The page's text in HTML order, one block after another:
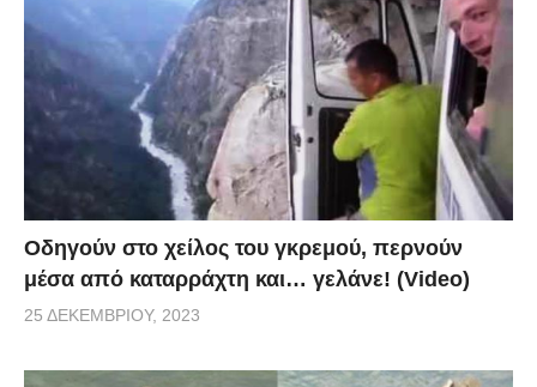
Οδηγούν στο χείλος του γκρεμού, περνούν
μέσα από καταρράχτη και… γελάνε! (Video)
25 ΔΕΚΕΜΒΡΊΟΥ, 2023